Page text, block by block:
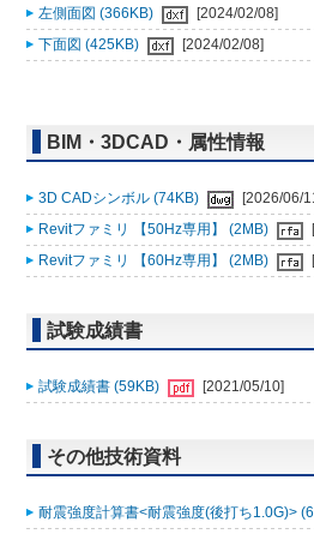
左側面図 (366KB)
[2024/02/08]
下面図 (425KB)
[2024/02/08]
BIM・3DCAD・属性情報
3D CADシンボル (74KB)
[2026/06/
Revitファミリ 【50Hz専用】 (2MB)
Revitファミリ 【60Hz専用】 (2MB)
試験成績書
試験成績書 (59KB) [2021/05/10]
その他技術資料
耐震強度計算書<耐震強度(後打ち1.0G)>